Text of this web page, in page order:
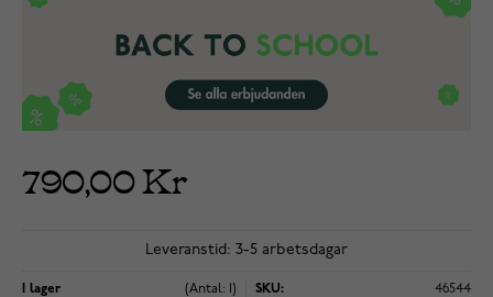
790,00 Kr
Leveranstid: 3-5 arbetsdagar
I lager (Antal: 1) SKU: 46544